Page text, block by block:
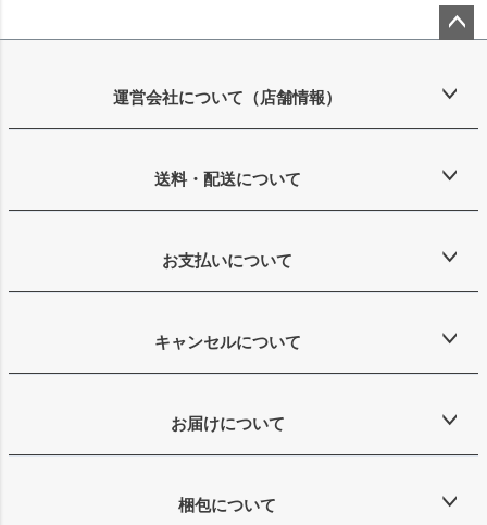
ップ
運営会社について（店舗情報）
送料・配送について
お支払いについて
キャンセルについて
お届けについて
梱包について